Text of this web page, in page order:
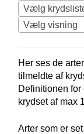
Vælg
Vælg visning
Her ses de
tilmeldte af
Definitionen for
krydset af max
Arter som er